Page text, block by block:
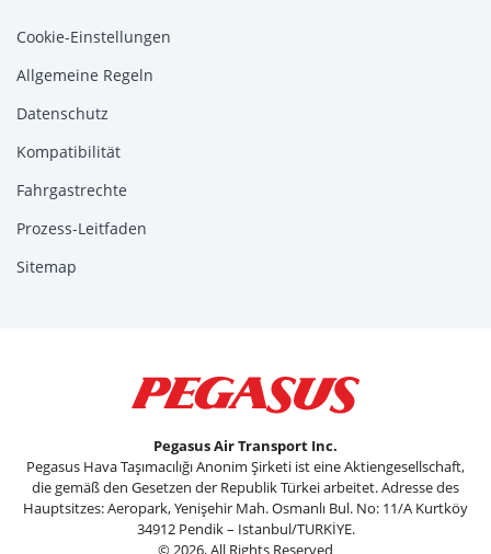
Cookie-Einstellungen
Allgemeine Regeln
Datenschutz
Kompatibilität
Fahrgastrechte
Prozess-Leitfaden
Sitemap
Pegasus Air Transport Inc.
Pegasus Hava Taşımacılığı Anonim Şirketi ist eine Aktiengesellschaft,
die gemäß den Gesetzen der Republik Türkei arbeitet. Adresse des
Hauptsitzes: Aeropark, Yenişehir Mah. Osmanlı Bul. No: 11/A Kurtköy
34912 Pendik – Istanbul/TURKİYE.